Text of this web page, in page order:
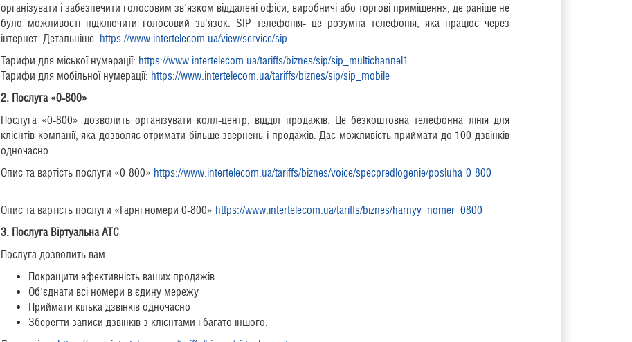
організувати і забезпечити голосовим зв'язком віддалені офіси, виробничі або торгові приміщення, де раніше не
було можливості підключити голосовий зв'язок. SIP телефонія- це розумна телефонія, яка працює через
інтернет. Детальніше: https://www.intertelecom.ua/view/service/sip
Тарифи для міської нумерації: https://www.intertelecom.ua/tariffs/biznes/sip/sip_multichannel1
Тарифи для мобільної нумерації: https://www.intertelecom.ua/tariffs/biznes/sip/sip_mobile
2. Послуга «0-800»
Послуга «0-800» дозволить організувати колл-центр, відділ продажів. Це безкоштовна телефонна лінія для
клієнтів компанії, яка дозволяє отримати більше звернень і продажів. Дає можливість приймати до 100 дзвінків
одночасно.
Опис та вартість послуги «0-800» https://www.intertelecom.ua/tariffs/biznes/voice/specpredlogenie/posluha-0-800
Опис та вартість послуги «Гарні номери 0-800» https://www.intertelecom.ua/tariffs/biznes/harnyy_nomer_0800
3. Послуга Віртуальна АТС
Послуга дозволить вам:
Покращити ефективність ваших продажів
Об'єднати всі номери в єдину мережу
Приймати кілька дзвінків одночасно
Зберегти записи дзвінків з клієнтами і багато іншого.